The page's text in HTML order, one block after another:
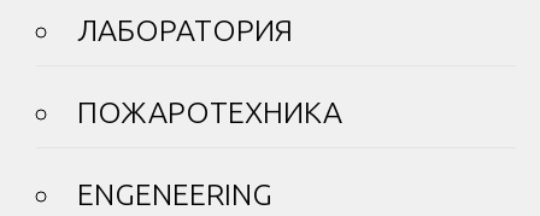
ЛАБОРАТОРИЯ
ПОЖАРОТЕХНИКА
ENGENEERING